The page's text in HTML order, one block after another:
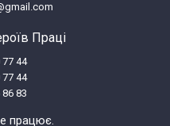
Праці
77 44
77 44
83
працює.